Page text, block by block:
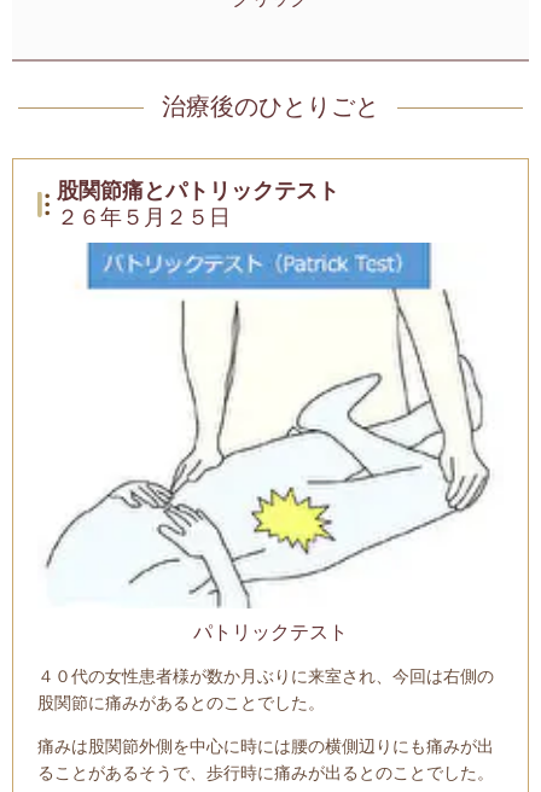
治療後のひとりごと
股関節痛とパトリックテスト
２６年５月２５日
パトリックテスト
４０代の女性患者様が数か月ぶりに来室され、今回は右側の
股関節に痛みがあるとのことでした。
痛みは股関節外側を中心に時には腰の横側辺りにも痛みが出
ることがあるそうで、歩行時に痛みが出るとのことでした。